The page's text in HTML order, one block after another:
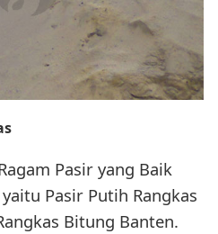
Pasir yang Baik
Pasir Putih Rangkas
Bitung Banten.